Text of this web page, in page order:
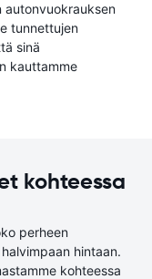
autonvuokrauksen
tunnettujen
sinä
kauttamme
kohteessa
perheen
hintaan.
kohteessa